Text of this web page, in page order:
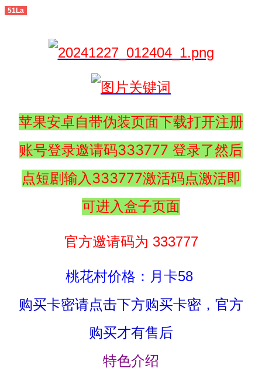
51La
苹果安卓自带伪装页面下载打开注册
账号登录邀请码333777 登录了然后
点短剧输入333777激活码点激活即
可进入盒子页面
官方邀请码为 333777
桃花村价格：月卡58
购买卡密请点击下方购买卡密，官方
购买才有售后
特色介绍